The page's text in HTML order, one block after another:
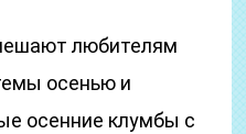
любителям
осенью и
осенние клумбы с